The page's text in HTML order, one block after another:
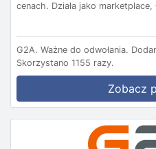
cenach. Działa jako marketplace,
G2A. Ważne do odwołania.
Skorzystano 1155 razy.
Zobacz